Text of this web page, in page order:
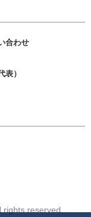
合わせ
表）
reserved.